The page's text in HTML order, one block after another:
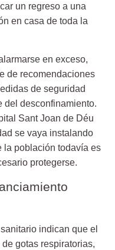
un regreso a una
en casa de toda la
en exceso,
de recomendaciones
de seguridad
del desconfinamiento.
Sant Joan de Déu
se vaya instalando
la población todavía es
protegerse.
indican que el
gotas respiratorias,